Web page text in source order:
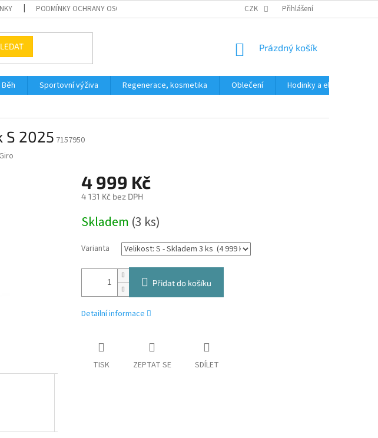
PODMÍNKY OCHRANY OSOBNÍCH ÚDAJŮ CZK Přihlášení
NÁKUPNÍ
Prázdný košík
Běh Sportovní výživa Regenerace, kosmetika Oblečení
Hodinky a elektronika
S 2025 7157950
Giro
4 999 Kč
4 131 Kč bez DPH
cena:
Skladem (3 ks)
Varianta
Přidat do košíku
Detailní informace
TISK ZEPTAT SE SDÍLET